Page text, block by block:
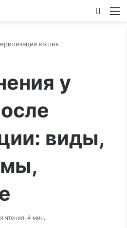
кошек
у
виды,
чтения: 4 мин.